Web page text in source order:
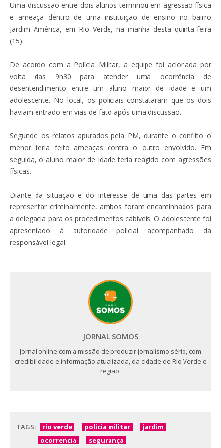
Uma discussão entre dois alunos terminou em agressão física
e ameaça dentro de uma instituição de ensino no bairro
Jardim América, em Rio Verde, na manhã desta quinta-feira
(15).
De acordo com a Polícia Militar, a equipe foi acionada por
volta das 9h30 para atender uma ocorrência de
desentendimento entre um aluno maior de idade e um
adolescente. No local, os policiais constataram que os dois
haviam entrado em vias de fato após uma discussão.
Segundo os relatos apurados pela PM, durante o conflito o
menor teria feito ameaças contra o outro envolvido. Em
seguida, o aluno maior de idade teria reagido com agressões
físicas.
Diante da situação e do interesse de uma das partes em
representar criminalmente, ambos foram encaminhados para
a delegacia para os procedimentos cabíveis. O adolescente foi
apresentado à autoridade policial acompanhado da
responsável legal.
JORNAL SOMOS
Jornal online com a missão de produzir jornalismo sério, com
credibilidade e informação atualizada, da cidade de Rio Verde e
região.
TAGS: rio verde policia militar
jardim
ocorrencia
segurança